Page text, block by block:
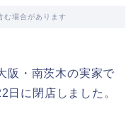
む場合があります
阪・南茨木の実家で
に閉店しました。